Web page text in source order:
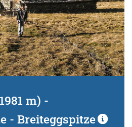
m) -
- Breiteggspitze